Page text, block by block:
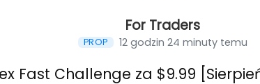
For Traders
PROP 12 godzin 24 minuty temu
Fast Challenge za $9.99